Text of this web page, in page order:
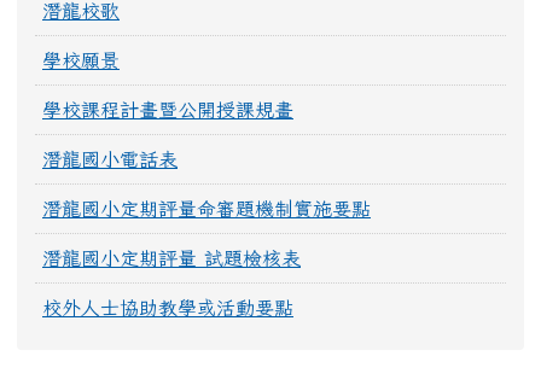
潛龍校歌
學校願景
學校課程計畫暨公開授課規畫
潛龍國小電話表
潛龍國小定期評量命審題機制實施要點
潛龍國小定期評量 試題檢核表
校外人士協助教學或活動要點